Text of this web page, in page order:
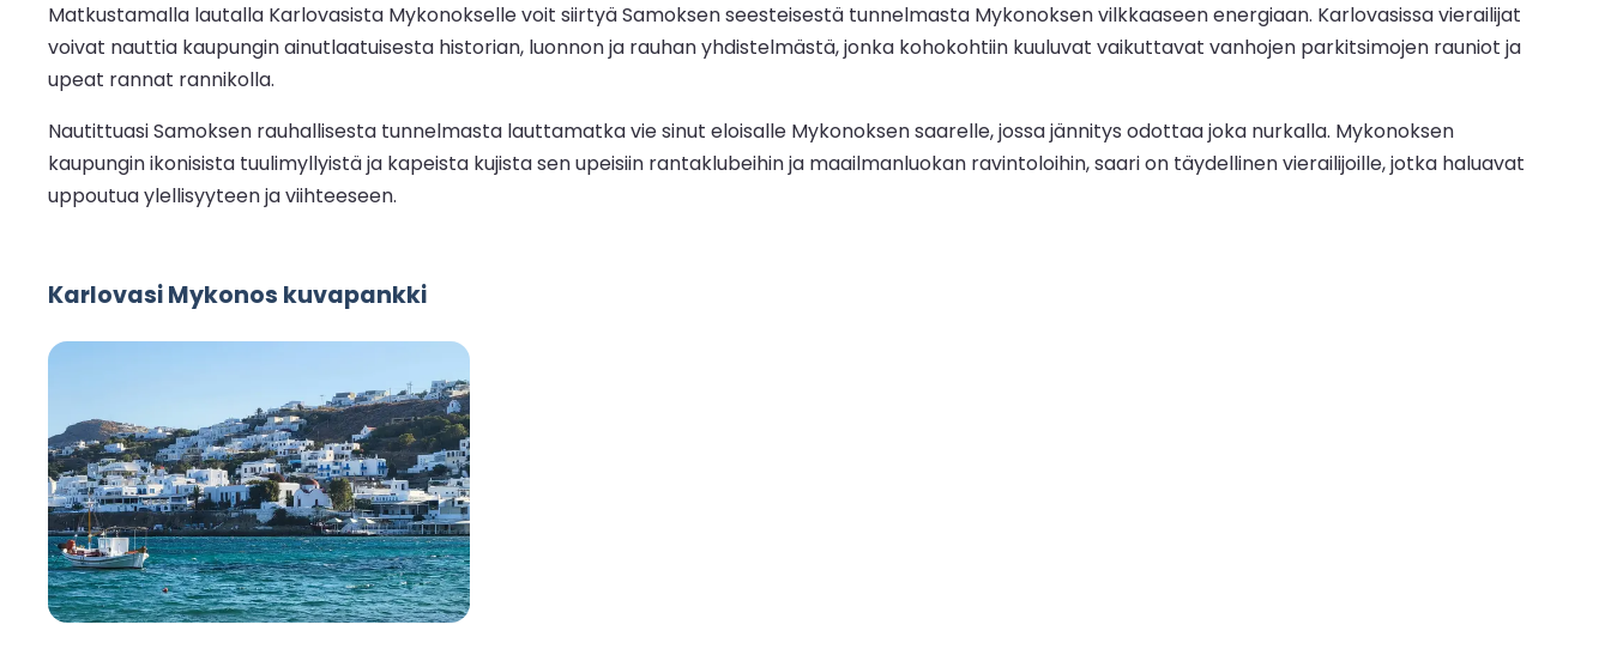
Matkustamalla lautalla Karlovasista Mykonokselle voit siirtyä Samoksen seesteisestä tunnelmasta Mykonoksen vilkkaaseen energiaan. Karlovasissa vierailijat
voivat nauttia kaupungin ainutlaatuisesta historian, luonnon ja rauhan yhdistelmästä, jonka kohokohtiin kuuluvat vaikuttavat vanhojen parkitsimojen rauniot ja
upeat rannat rannikolla.
Nautittuasi Samoksen rauhallisesta tunnelmasta lauttamatka vie sinut eloisalle Mykonoksen saarelle, jossa jännitys odottaa joka nurkalla. Mykonoksen
kaupungin ikonisista tuulimyllyistä ja kapeista kujista sen upeisiin rantaklubeihin ja maailmanluokan ravintoloihin, saari on täydellinen vierailijoille, jotka haluavat
uppoutua ylellisyyteen ja viihteeseen.
Karlovasi Mykonos kuvapankki